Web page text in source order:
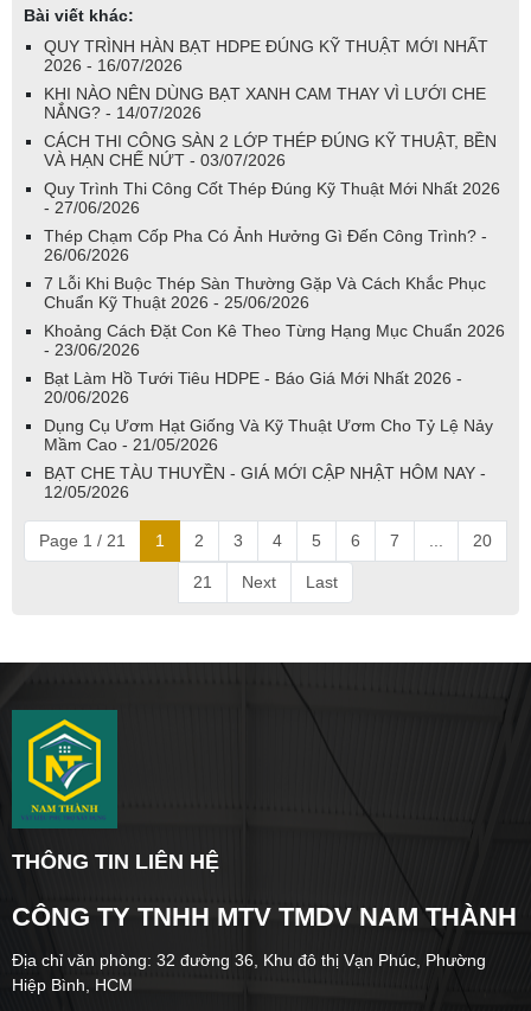
Bài viết khác:
QUY TRÌNH HÀN BẠT HDPE ĐÚNG KỸ THUẬT MỚI NHẤT
2026 - 16/07/2026
KHI NÀO NÊN DÙNG BẠT XANH CAM THAY VÌ LƯỚI CHE
NẮNG? - 14/07/2026
CÁCH THI CÔNG SÀN 2 LỚP THÉP ĐÚNG KỸ THUẬT, BỀN
VÀ HẠN CHẾ NỨT - 03/07/2026
Quy Trình Thi Công Cốt Thép Đúng Kỹ Thuật Mới Nhất 2026
- 27/06/2026
Thép Chạm Cốp Pha Có Ảnh Hưởng Gì Đến Công Trình? -
26/06/2026
7 Lỗi Khi Buộc Thép Sàn Thường Gặp Và Cách Khắc Phục
Chuẩn Kỹ Thuật 2026 - 25/06/2026
Khoảng Cách Đặt Con Kê Theo Từng Hạng Mục Chuẩn 2026
- 23/06/2026
Bạt Làm Hồ Tưới Tiêu HDPE - Báo Giá Mới Nhất 2026 -
20/06/2026
Dụng Cụ Ươm Hạt Giống Và Kỹ Thuật Ươm Cho Tỷ Lệ Nảy
Mầm Cao - 21/05/2026
BẠT CHE TÀU THUYỀN - GIÁ MỚI CẬP NHẬT HÔM NAY -
12/05/2026
Page 1 / 21 1 2 3 4 5 6 7 20
21 Next Last
THÔNG TIN LIÊN HỆ
CÔNG TY TNHH MTV TMDV NAM THÀNH
Địa chỉ văn phòng: 32 đường 36, Khu đô thị Vạn Phúc, Phường
Hiệp Bình, HCM